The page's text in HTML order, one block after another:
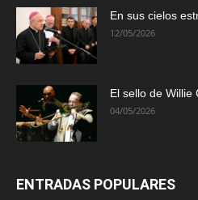
En sus cielos
12/05/2026
El sello de Willie
04/05/2026
ENTRADAS POPULARES